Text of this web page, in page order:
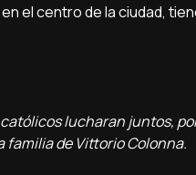
el centro de la ciudad,
lucharan juntos,
familia de Vittorio Colonna.